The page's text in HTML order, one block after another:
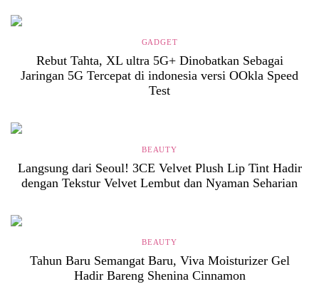
GADGET
Rebut Tahta, XL ultra 5G+ Dinobatkan Sebagai
Jaringan 5G Tercepat di indonesia versi OOkla Speed
Test
BEAUTY
Langsung dari Seoul! 3CE Velvet Plush Lip Tint Hadir
dengan Tekstur Velvet Lembut dan Nyaman Seharian
BEAUTY
Tahun Baru Semangat Baru, Viva Moisturizer Gel
Hadir Bareng Shenina Cinnamon